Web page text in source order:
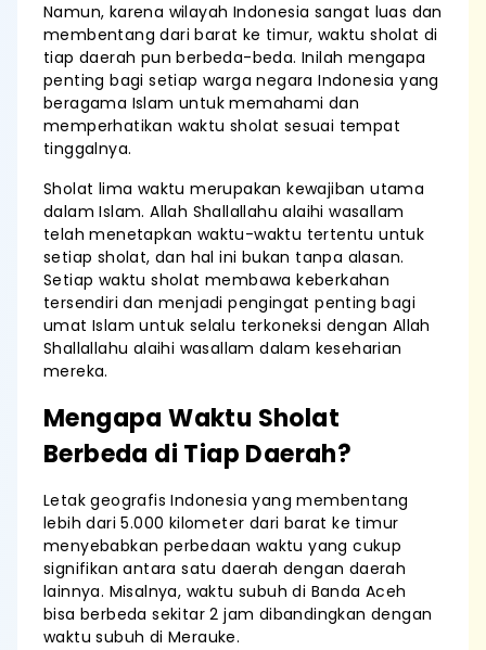
Namun, karena wilayah Indonesia sangat luas dan
membentang dari barat ke timur, waktu sholat di
tiap daerah pun berbeda-beda. Inilah mengapa
penting bagi setiap warga negara Indonesia yang
beragama Islam untuk memahami dan
memperhatikan waktu sholat sesuai tempat
tinggalnya.
Sholat lima waktu merupakan kewajiban utama
dalam Islam. Allah Shallallahu alaihi wasallam
telah menetapkan waktu-waktu tertentu untuk
setiap sholat, dan hal ini bukan tanpa alasan.
Setiap waktu sholat membawa keberkahan
tersendiri dan menjadi pengingat penting bagi
umat Islam untuk selalu terkoneksi dengan Allah
Shallallahu alaihi wasallam dalam keseharian
mereka.
Mengapa Waktu Sholat
Berbeda di Tiap Daerah?
Letak geografis Indonesia yang membentang
lebih dari 5.000 kilometer dari barat ke timur
menyebabkan perbedaan waktu yang cukup
signifikan antara satu daerah dengan daerah
lainnya. Misalnya, waktu subuh di Banda Aceh
bisa berbeda sekitar 2 jam dibandingkan dengan
waktu subuh di Merauke.